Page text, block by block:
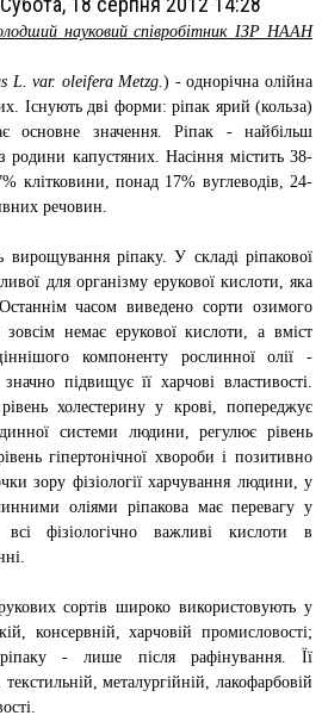
науковий співробітник ІЗР НААН
L. var. oleifera Metzg.) - однорічна олійна
Існують дві форми: ріпак ярий (кольза)
основне значення.Ріпак - найбільш
родини капустяних. Насіння містить 38-
клітковини, понад 17% вуглеводів, 24-
речовин.
вирощування ріпаку. У складі ріпакової
для організму ерукової кислоти, яка
часом виведено сорти озимого
немає ерукової кислоти, а вміст
компоненту рослинної олії -
підвищує її харчові властивості.
холестерину у крові, попереджує
системи людини, регулює рівень
гіпертонічної хвороби і позитивно
зору фізіології харчування людини, у
оліями ріпакова має перевагу у
фізіологічно важливі кислоти в
сортів широко використовують у
консервній, харчовій промисловості;
- лише після рафінування. Її
металургійній, лакофарбовій